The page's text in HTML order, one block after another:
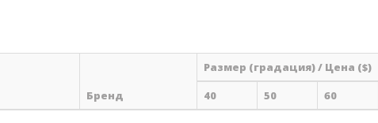
Бренд
Размер (градация) / Цена ($)
40
50 60